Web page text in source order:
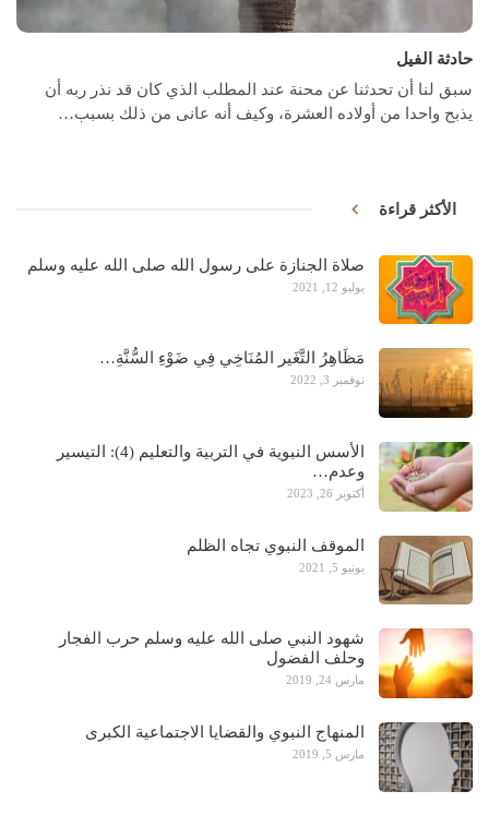
حادثة الفيل
سبق لنا أن تحدثنا عن محنة عند المطلب الذي كان قد نذر ربه أن
يذبح واحدا من أولاده العشرة، وكيف أنه عانى من ذلك بسبب…
الأكثر قراءة
صلاة الجنازة على رسول الله صلى الله عليه وسلم
يوليو 12, 2021
مَظَاهِرُ التَّغَير المُنَاخِي فِي ضَوْءِ السُّنَّةِ…
نوفمبر 3, 2022
الأسس النبوية في التربية والتعليم (4): التيسير
وعدم…
أكتوبر 26, 2023
الموقف النبوي تجاه الظلم
يونيو 5, 2021
شهود النبي صلى الله عليه وسلم حرب الفجار
وحلف الفضول
مارس 24, 2019
المنهاج النبوي والقضايا الاجتماعية الكبرى
مارس 5, 2019